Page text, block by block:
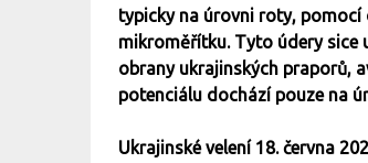
typicky na úrovni roty, pomocí
mikroměřítku. Tyto údery sice
obrany ukrajinských praporů,
potenciálu dochází pouze na
Ukrajinské velení 18. června